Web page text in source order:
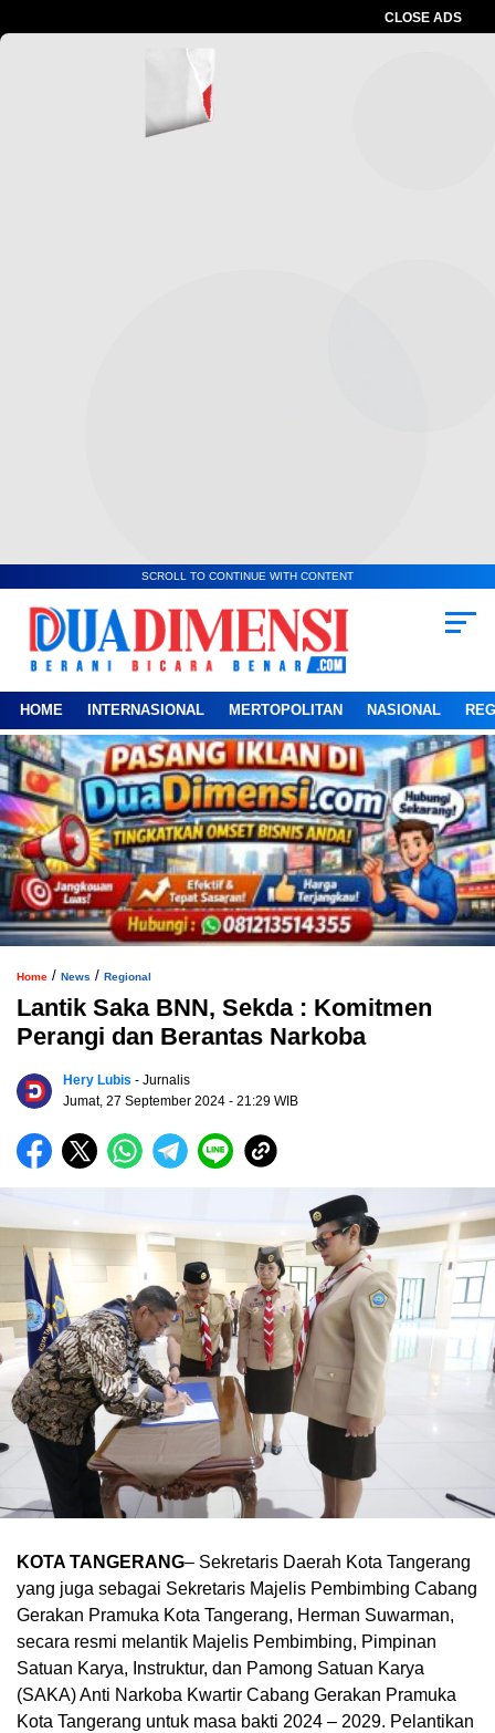
CLOSE ADS
SCROLL TO CONTINUE WITH CONTENT
HOME INTERNASIONAL MERTOPOLITAN NASIONAL
Home / News / Regional
Lantik Saka BNN, Sekda : Komitmen
Perangi dan Berantas Narkoba
Hery Lubis - Jurnalis
Jumat, 27 September 2024 - 21:29 WIB
KOTA TANGERANG– Sekretaris Daerah Kota Tangerang
yang juga sebagai Sekretaris Majelis Pembimbing Cabang
Gerakan Pramuka Kota Tangerang, Herman Suwarman,
secara resmi melantik Majelis Pembimbing, Pimpinan
Satuan Karya, Instruktur, dan Pamong Satuan Karya
(SAKA) Anti Narkoba Kwartir Cabang Gerakan Pramuka
Kota Tangerang untuk masa bakti 2024 – 2029. Pelantikan